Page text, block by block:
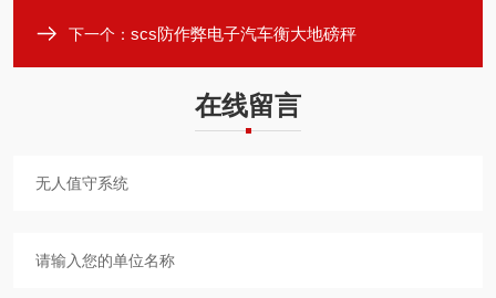
下一个： scs防作弊电子汽车衡大地磅秤
在线留言